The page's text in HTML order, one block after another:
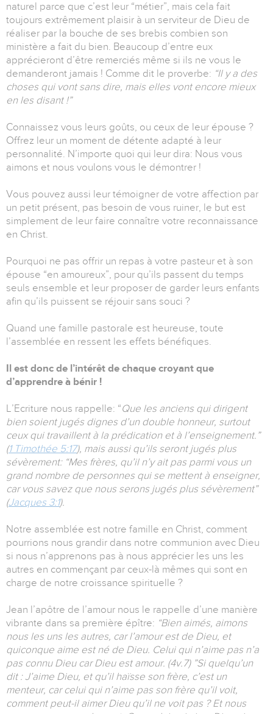
naturel parce que c’est leur “métier”, mais cela fait
toujours extrêmement plaisir à un serviteur de Dieu de
réaliser par la bouche de ses brebis combien son
ministère a fait du bien. Beaucoup d’entre eux
apprécieront d’être remerciés même si ils ne vous le
demanderont jamais ! Comme dit le proverbe: “Il y a des
choses qui vont sans dire, mais elles vont encore mieux
en les disant !”
Connaissez vous leurs goûts, ou ceux de leur épouse ?
Offrez leur un moment de détente adapté à leur
personnalité. N’importe quoi qui leur dira: Nous vous
aimons et nous voulons vous le démontrer !
Vous pouvez aussi leur témoigner de votre affection par
un petit présent, pas besoin de vous ruiner, le but est
simplement de leur faire connaître votre reconnaissance
en Christ.
Pourquoi ne pas offrir un repas à votre pasteur et à son
épouse “en amoureux”, pour qu’ils passent du temps
seuls ensemble et leur proposer de garder leurs enfants
afin qu’ils puissent se réjouir sans souci ?
Quand une famille pastorale est heureuse, toute
l’assemblée en ressent les effets bénéfiques.
Il est donc de l’intérêt de chaque croyant que
d’apprendre à bénir !
L’Ecriture nous rappelle: “Que les anciens qui dirigent
bien soient jugés dignes d’un double honneur, surtout
ceux qui travaillent à la prédication et à l’enseignement.”
(1 Timothée 5:17), mais aussi qu’ils seront jugés plus
sévèrement: “Mes frères, qu’il n’y ait pas parmi vous un
grand nombre de personnes qui se mettent à enseigner,
car vous savez que nous serons jugés plus sévèrement”
(Jacques 3:1).
Notre assemblée est notre famille en Christ, comment
pourrions nous grandir dans notre communion avec Dieu
si nous n’apprenons pas à nous apprécier les uns les
autres en commençant par ceux-là mêmes qui sont en
charge de notre croissance spirituelle ?
Jean l’apôtre de l’amour nous le rappelle d’une manière
vibrante dans sa première épître: “Bien aimés, aimons
nous les uns les autres, car l’amour est de Dieu, et
quiconque aime est né de Dieu. Celui qui n’aime pas n’a
pas connu Dieu car Dieu est amour. (4v.7) ”Si quelqu’un
dit : J’aime Dieu, et qu’il haïsse son frère, c’est un
menteur, car celui qui n’aime pas son frère qu’il voit,
comment peut-il aimer Dieu qu’il ne voit pas ? Et nous